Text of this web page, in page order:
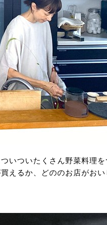
いついたくさん野菜料理を
えるか、どののお店がお